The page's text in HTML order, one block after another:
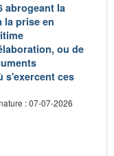
abrogeant la
la prise en
ou de
s'exercent ces
: 07-07-2026